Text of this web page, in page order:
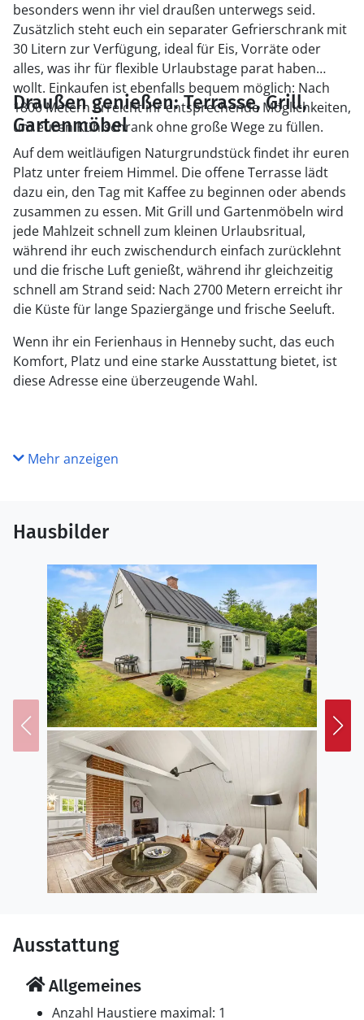
besonders wenn ihr viel draußen unterwegs seid.
Zusätzlich steht euch ein separater Gefrierschrank mit
30 Litern zur Verfügung, ideal für Eis, Vorräte oder
alles, was ihr für flexible Urlaubstage parat haben
wollt. Einkaufen ist ebenfalls bequem möglich: Nach
1800 Metern erreicht ihr entsprechende Möglichkeiten,
um euren Kühlschrank ohne große Wege zu füllen.
Draußen genießen: Terrasse, Grill,
Gartenmöbel
Auf dem weitläufigen Naturgrundstück findet ihr euren
Platz unter freiem Himmel. Die offene Terrasse lädt
dazu ein, den Tag mit Kaffee zu beginnen oder abends
zusammen zu essen. Mit Grill und Gartenmöbeln wird
jede Mahlzeit schnell zum kleinen Urlaubsritual,
während ihr euch zwischendurch einfach zurücklehnt
und die frische Luft genießt, während ihr gleichzeitig
schnell am Strand seid: Nach 2700 Metern erreicht ihr
die Küste für lange Spaziergänge und frische Seeluft.
Wenn ihr ein Ferienhaus in Henneby sucht, das euch
Komfort, Platz und eine starke Ausstattung bietet, ist
diese Adresse eine überzeugende Wahl.
Mehr anzeigen
Hausbilder
Ausstattung
Allgemeines
Anzahl Haustiere maximal: 1